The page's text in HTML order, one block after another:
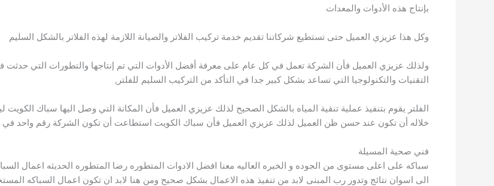
بإنتاج هذه الأدوات والمعدات
وكل هذا عزيزي العميل حتى تستطيع شركاتنا تقديم خدمة تركيب الفلاتر والصيانة اللازمة لهذه الفلاتر بالشكل السليم
ولذلك عزيزي العميل فأن الشركة تعمل في كل عام على معرفة أفضل الأدوات التي تم إنتاجها والتطورات التي حدثت
التقنيات والتكنولوجيا التي تساعد بشكل كبير جدا في التأكد من التركيب السليم للفلتر,
الفلتر يقوم بتنفيذ عملية تنقية المياه بالشكل الصحيح لذلك عزيزي العميل فأن المكانة التي وصل اليها سباك
خلاله أن تكون عند حسن ظن العميل لذلك عزيزي العميل فأن سباك الكويت استطاعت أن تكون الشركة رقم واحد في
فني صحية المسيلة
سباكه على اعلى مستوى من الجوده و الخبره العاليه معنا افضل الادوات المتطوره رضا المتطوره الحديثه اعمال
الى اسوان نتائج وتدور رب المبنى لابد من تنفيذ هذه الاعمال بشكل صحيح ومن هنا لابد ان تكون اعمال السباكه